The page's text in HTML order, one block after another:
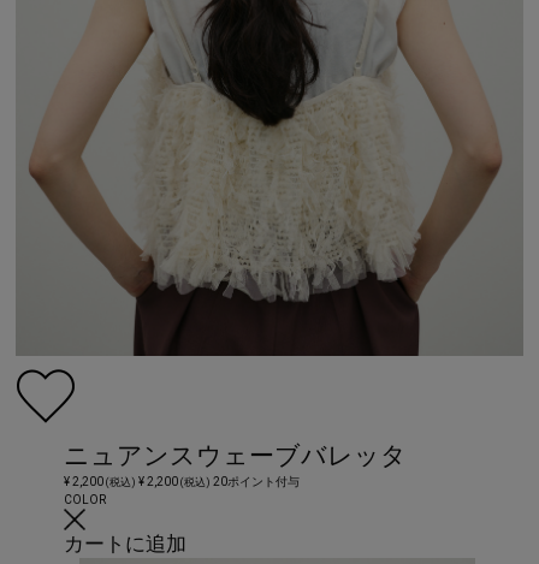
ニュアンスウェーブバレッタ
¥ 2,200(税込) ¥ 2,200(税込) 20ポイント付与
COLOR
カートに追加